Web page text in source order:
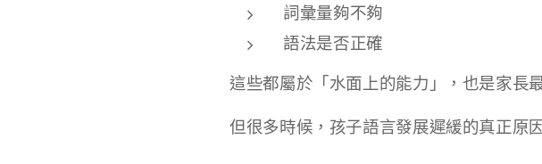
詞彙量夠不夠
語法是否正確
這些都屬於「水面上的能力」，也是家長
但很多時候，孩子語言發展遲緩的真正原